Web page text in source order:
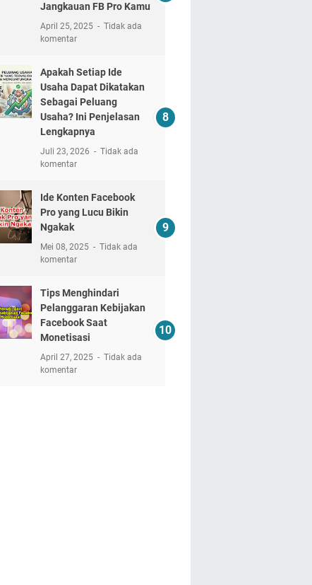
Jangkauan FB Pro Kamu
April 25, 2025
Tidak ada
komentar
Apakah Setiap Ide
Usaha Dapat Dikatakan
Sebagai Peluang
Usaha? Ini Penjelasan
Lengkapnya
Juli 23, 2026
Tidak ada
komentar
Ide Konten Facebook
Pro yang Lucu Bikin
Ngakak
Mei 08, 2025
Tidak ada
komentar
Tips Menghindari
Pelanggaran Kebijakan
Facebook Saat
Monetisasi
April 27, 2025
Tidak ada
komentar